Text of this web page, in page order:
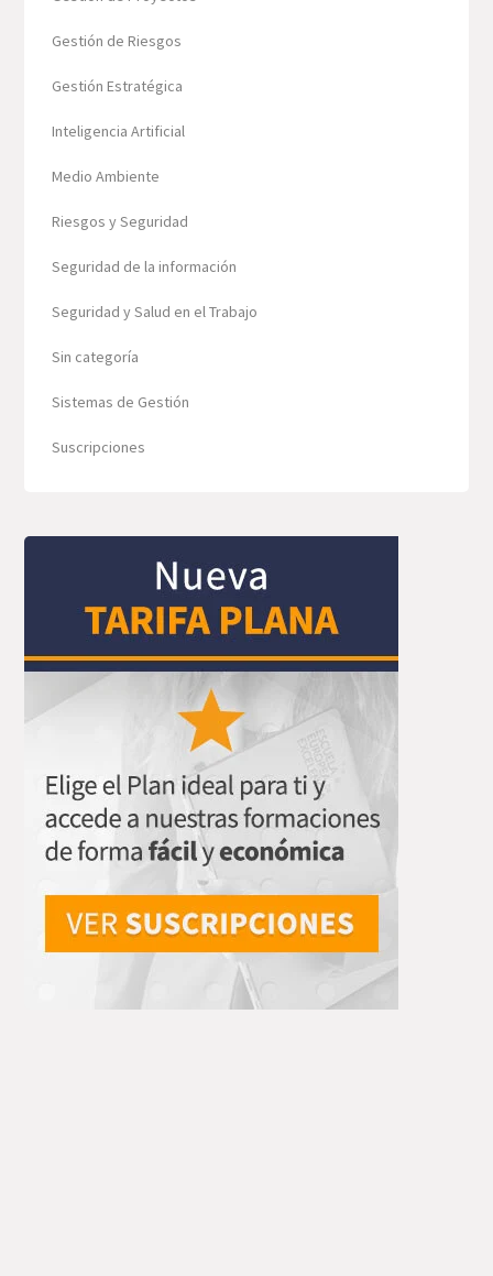
Gestión de Riesgos
Gestión Estratégica
Inteligencia Artificial
Medio Ambiente
Riesgos y Seguridad
Seguridad de la información
Seguridad y Salud en el Trabajo
Sin categoría
Sistemas de Gestión
Suscripciones